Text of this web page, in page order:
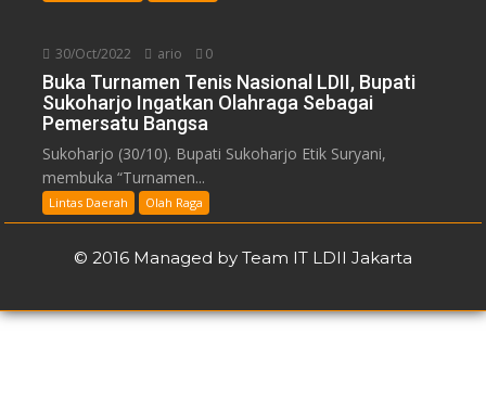
30/Oct/2022 ario 0
Buka Turnamen Tenis Nasional LDII, Bupati
Sukoharjo Ingatkan Olahraga Sebagai
Pemersatu Bangsa
Sukoharjo (30/10). Bupati Sukoharjo Etik Suryani,
membuka “Turnamen...
Lintas Daerah Olah Raga
© 2016 Managed by Team IT LDII Jakarta